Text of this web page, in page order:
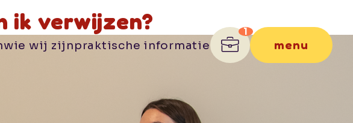
wie wij zijnpraktische informatie menu
ik verwijzen?